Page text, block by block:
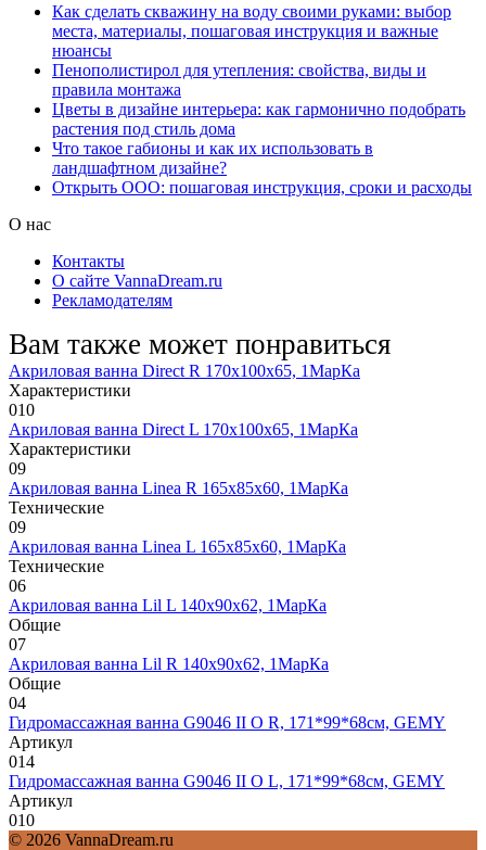
Как сделать скважину на воду своими руками: выбор
места, материалы, пошаговая инструкция и важные
нюансы
Пенополистирол для утепления: свойства, виды и
правила монтажа
Цветы в дизайне интерьера: как гармонично подобрать
растения под стиль дома
Что такое габионы и как их использовать в
ландшафтном дизайне?
Открыть ООО: пошаговая инструкция, сроки и расходы
О нас
Контакты
О сайте VannaDream.ru
Рекламодателям
Вам также может понравиться
Акриловая ванна Direct R 170х100х65, 1МарКа
Характеристики
010
Акриловая ванна Direct L 170х100х65, 1МарКа
Характеристики
09
Акриловая ванна Linea R 165х85х60, 1МарКа
Технические
09
Акриловая ванна Linea L 165х85х60, 1МарКа
Технические
06
Акриловая ванна Lil L 140х90х62, 1МарКа
Общие
07
Акриловая ванна Lil R 140х90х62, 1МарКа
Общие
04
Гидромассажная ванна G9046 II O R, 171*99*68см, GEMY
Артикул
014
Гидромассажная ванна G9046 II O L, 171*99*68см, GEMY
Артикул
010
© 2026 VannaDream.ru